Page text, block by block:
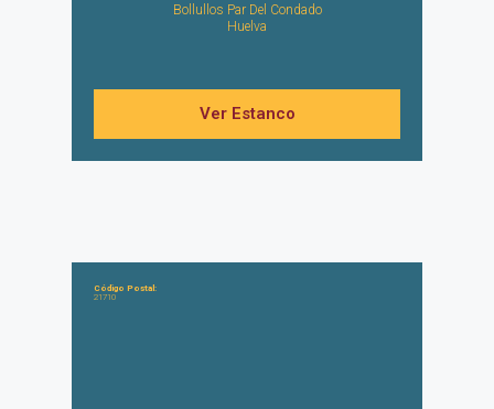
Bollullos Par Del Condado
Huelva
Ver Estanco
Código Postal:
21710